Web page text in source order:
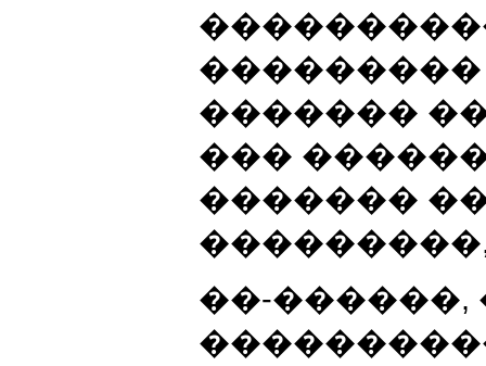
���������
�������
���
�������
��-